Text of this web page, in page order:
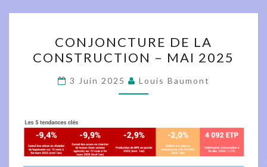
DE
LA
CONSTRUCTION
–
2025
CONJONCTURE DE LA
CONSTRUCTION – MAI 2025
3 Juin 2025 Louis Baumont